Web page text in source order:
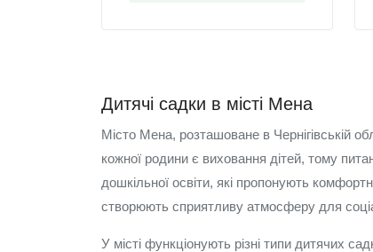
Дитячі садки в місті Мена
Місто Мена, розташоване в Чернігівській
кожної родини є виховання дітей, тому
дошкільної освіти, які пропонують
створюють сприятливу атмосферу для
У місті функціонують різні типи дитячих